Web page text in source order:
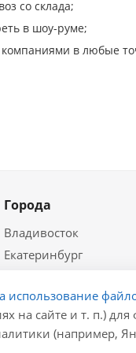
со склада;
в шоу-руме;
в любые
Города
Владивосток
Екатеринбург
Крым
Нижний Новгород
Ростов-на-Дону
использование
на сайте и т. п.)
(например,